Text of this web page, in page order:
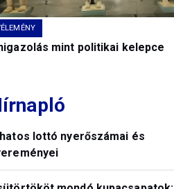
mint politikai kelepce
lottó nyerőszámai és